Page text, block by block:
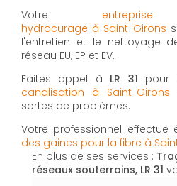
Votre entreprise
hydrocurage à Saint-Girons
l'entretien et le nettoyage
réseau EU, EP et EV.
Faites appel à LR 31 pour
canalisation à Saint-Girons
sortes de problèmes.
Votre professionnel effectue
des gaines pour la fibre à
En plus de ses services :
réseaux souterrains, LR 31